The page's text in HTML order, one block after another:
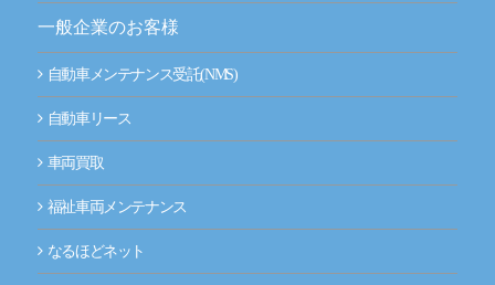
一般企業のお客様
自動車メンテナンス受託(NMS)
自動車リース
車両買取
福祉車両メンテナンス
なるほどネット